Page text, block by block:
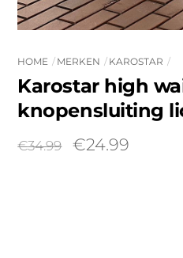
HOME MERKEN KAROSTAR
Karostar high
knopensluiting
€34.99 €24.99Huidige